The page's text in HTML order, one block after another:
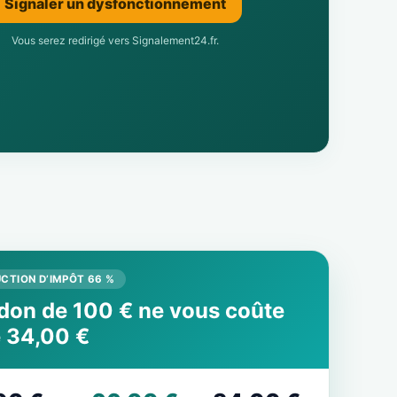
Vous serez redirigé vers Signalement24.fr.
D’IMPÔT 66 %
de 100 € ne vous coûte
34,00 €